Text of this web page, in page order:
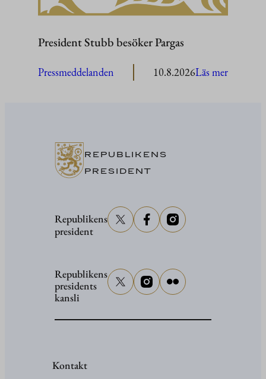
President Stubb besöker Pargas
Pressmeddelanden 10.8.2026Läs mer:
REPUBLIKENS
PRESIDENT
Republikens
president
Republikens
presidents
kansli
Kontakt